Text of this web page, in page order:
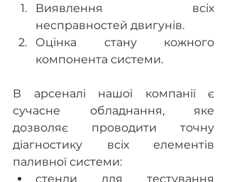
Виявлення всіх
несправностей двигунів.
Оцінка стану кожного
компонента системи.
В арсеналі нашої компанії є
сучасне обладнання, яке
дозволяє проводити точну
діагностику всіх елементів
паливної системи:
стенди для тестування